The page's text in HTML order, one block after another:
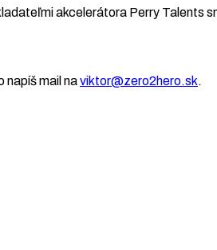
akcelerátora Perry Talents
napíš mail naviktor@zero2hero.sk.